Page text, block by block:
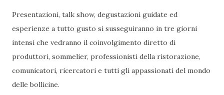
Presentazioni, talk show, degustazioni guidate ed
esperienze a tutto gusto si susseguiranno in tre giorni
intensi che vedranno il coinvolgimento diretto di
produttori, sommelier, professionisti della ristorazione,
comunicatori, ricercatori e tutti gli appassionati del mondo
delle bollicine.